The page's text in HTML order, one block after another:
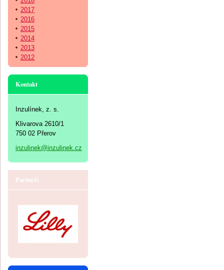
2017
2016
2015
2014
2013
2012
Kontakt
Inzulínek, z. s.
Klivarova 2610/1
750 02 Přerov
inzulinek@inzulinek.cz
Partneři